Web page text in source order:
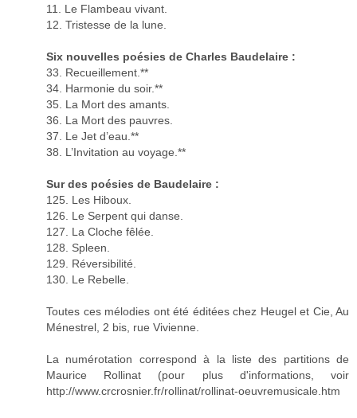
11. Le Flambeau vivant.
12. Tristesse de la lune.
Six nouvelles poésies de Charles Baudelaire :
33. Recueillement.**
34. Harmonie du soir.**
35. La Mort des amants.
36. La Mort des pauvres.
37. Le Jet d’eau.**
38. L’Invitation au voyage.**
Sur des poésies de Baudelaire :
125. Les Hiboux.
126. Le Serpent qui danse.
127. La Cloche fêlée.
128. Spleen.
129. Réversibilité.
130. Le Rebelle.
Toutes ces mélodies ont été éditées chez Heugel et Cie, Au
Ménestrel, 2 bis, rue Vivienne.
La numérotation correspond à la liste des partitions de
Maurice Rollinat (pour plus d'informations, voir
http://www.crcrosnier.fr/rollinat/rollinat-oeuvremusicale.htm